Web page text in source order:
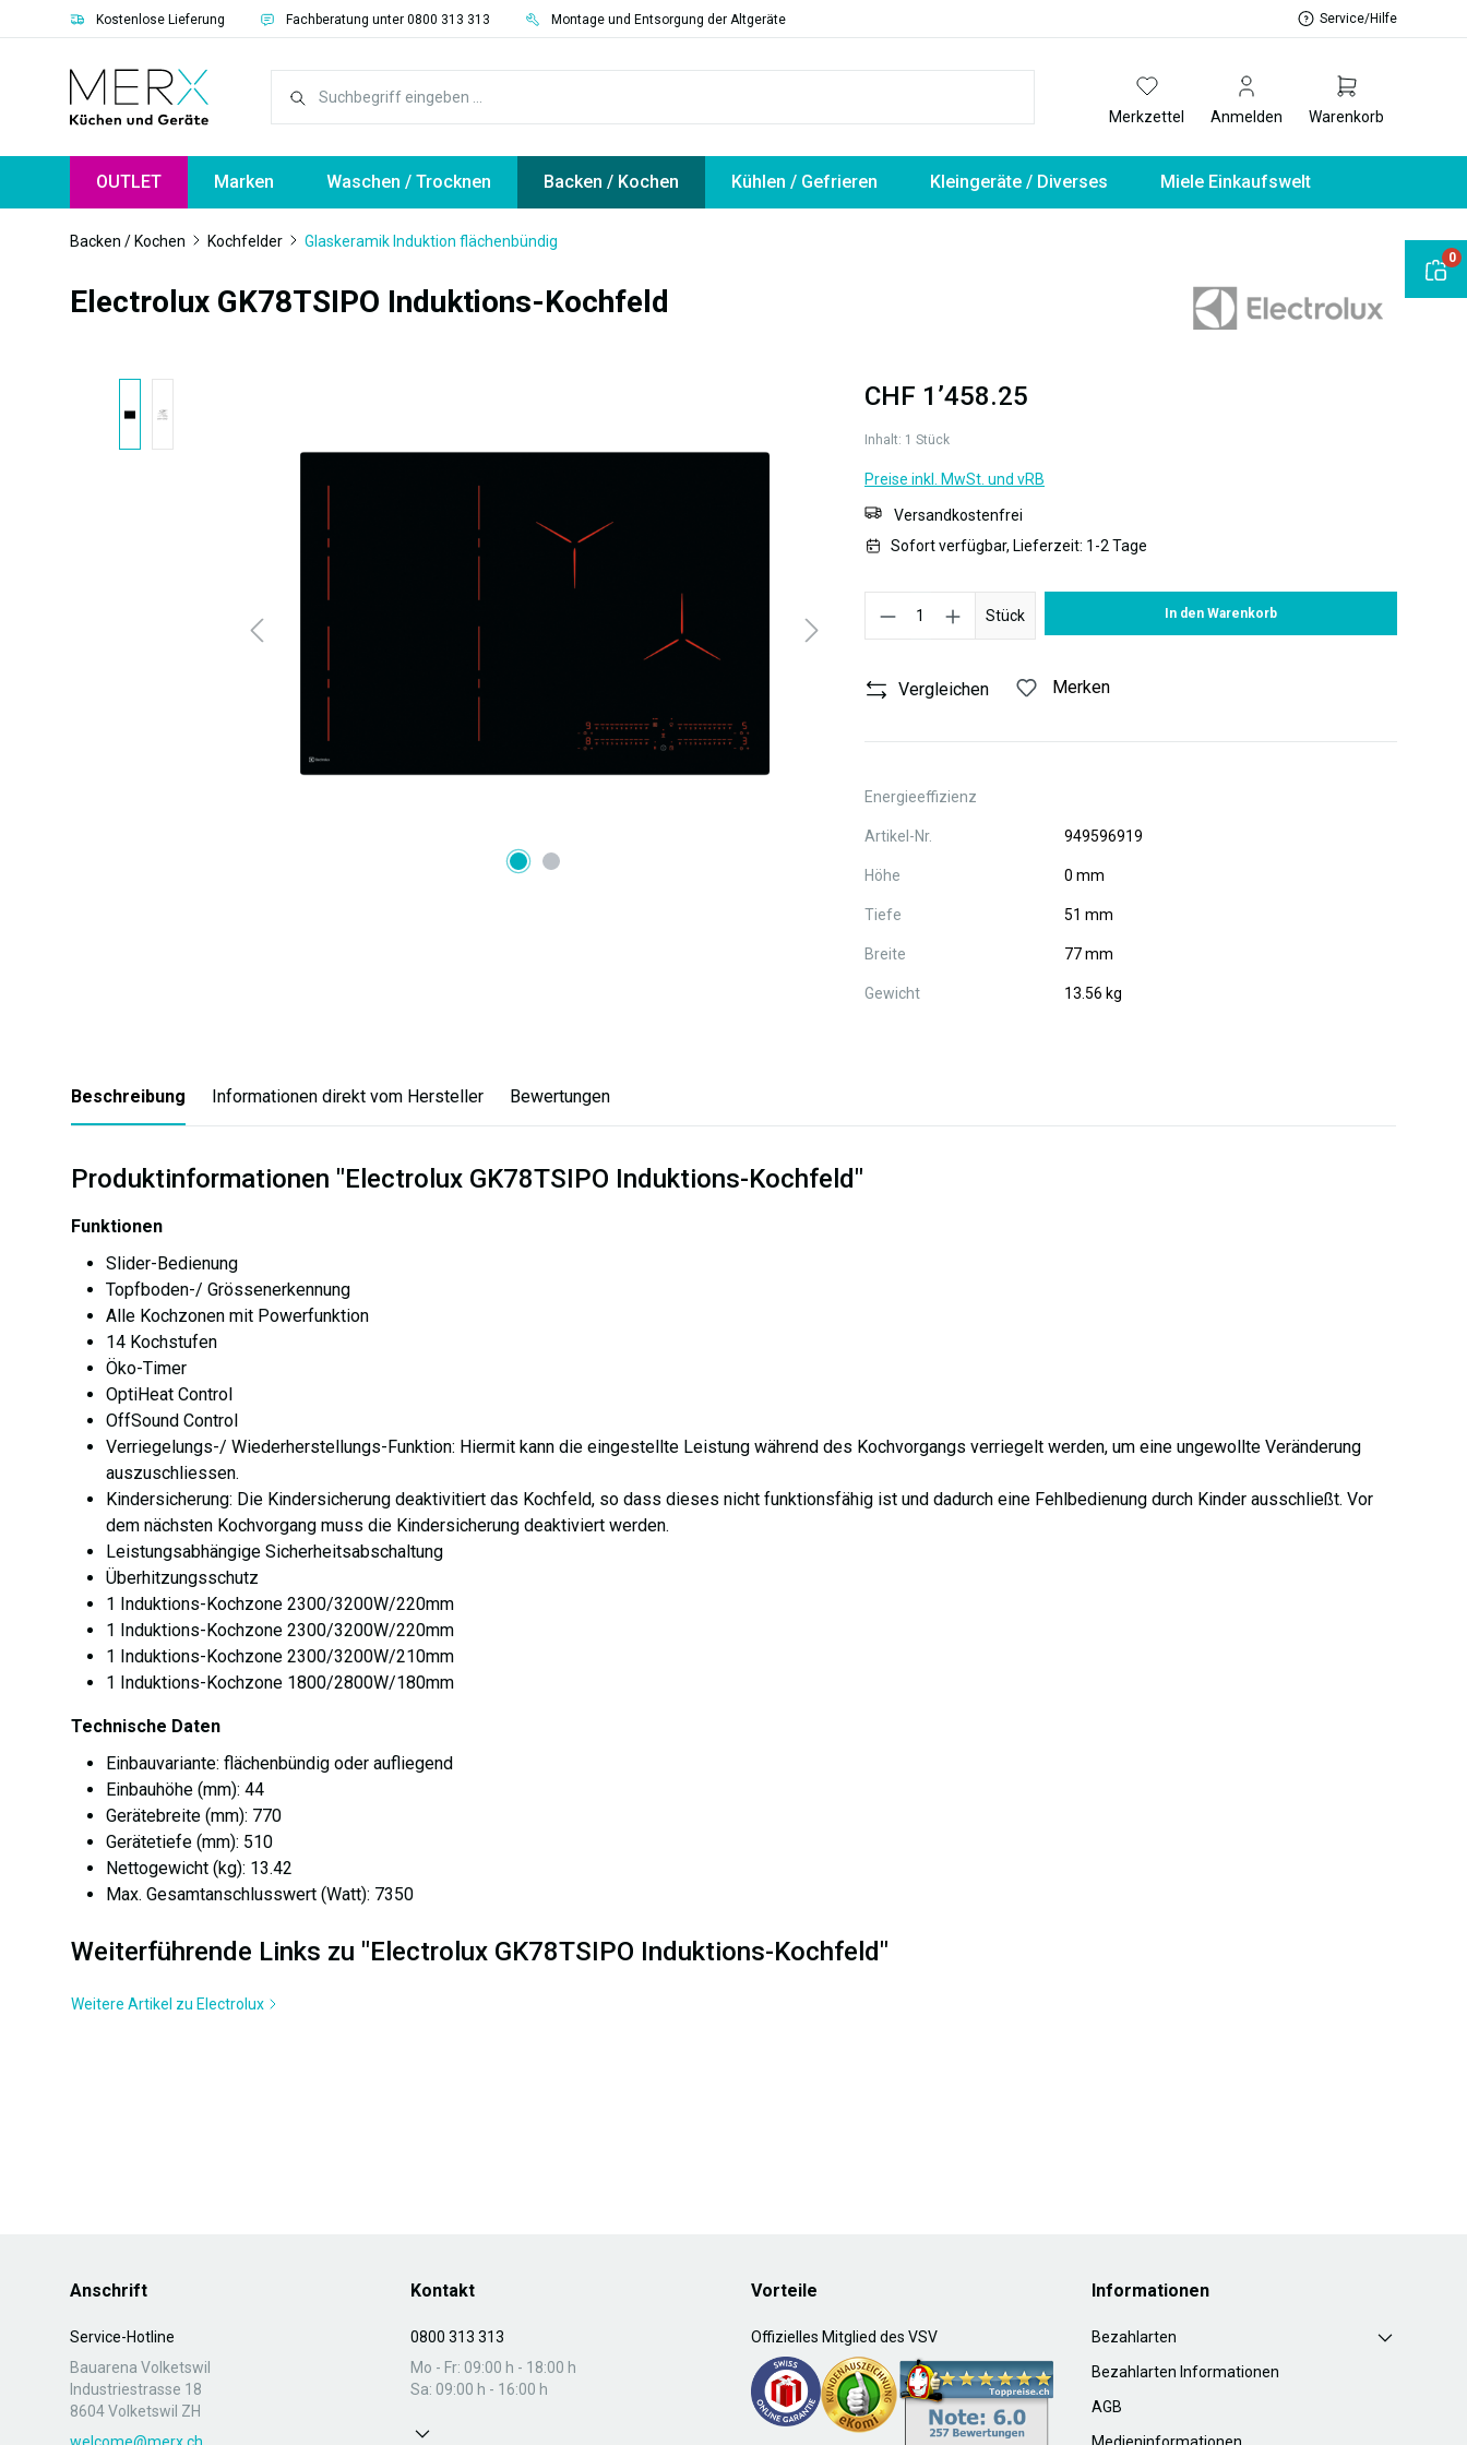
Zur Hauptnavigation springen
Kostenlose Lieferung Fachberatung unter 0800 313 313 Montage und Entsorgung der Altgeräte Service/Hilfe
Merkzettel Anmelden Warenkorb
OUTLET Marken Waschen / Trocknen Backen / Kochen Kühlen / Gefrieren Kleingeräte / Diverses Miele Einkaufswelt
Backen / Kochen Kochfelder Glaskeramik Induktion flächenbündig
Electrolux GK78TSIPO Induktions-Kochfeld
CHF 1’458.25
Inhalt: 1 Stück
Preise inkl. MwSt. und vRB
Versandkostenfrei
Sofort verfügbar, Lieferzeit: 1-2 Tage
Stück
In den Warenkorb
Vergleichen Merken
Energieeffizienz
Artikel-Nr. 949596919
Höhe 0 mm
Tiefe 51 mm
Breite 77 mm
Gewicht 13.56 kg
Beschreibung Informationen direkt vom Hersteller Bewertungen
Produktinformationen "Electrolux GK78TSIPO Induktions-Kochfeld"
Funktionen
Slider-Bedienung
Topfboden-/ Grössenerkennung
Alle Kochzonen mit Powerfunktion
14 Kochstufen
Öko-Timer
OptiHeat Control
OffSound Control
Verriegelungs-/ Wiederherstellungs-Funktion: Hiermit kann die eingestellte Leistung während des Kochvorgangs verriegelt werden, um eine ungewollte Veränderung
auszuschliessen.
Kindersicherung: Die Kindersicherung deaktivitiert das Kochfeld, so dass dieses nicht funktionsfähig ist und dadurch eine Fehlbedienung durch Kinder ausschließt. Vor
dem nächsten Kochvorgang muss die Kindersicherung deaktiviert werden.
Leistungsabhängige Sicherheitsabschaltung
Überhitzungsschutz
1 Induktions-Kochzone 2300/3200W/220mm
1 Induktions-Kochzone 2300/3200W/220mm
1 Induktions-Kochzone 2300/3200W/210mm
1 Induktions-Kochzone 1800/2800W/180mm
Technische Daten
Einbauvariante: flächenbündig oder aufliegend
Einbauhöhe (mm): 44
Gerätebreite (mm): 770
Gerätetiefe (mm): 510
Nettogewicht (kg): 13.42
Max. Gesamtanschlusswert (Watt): 7350
Weiterführende Links zu "Electrolux GK78TSIPO Induktions-Kochfeld"
Weitere Artikel zu Electrolux
Anschrift
Service-Hotline
Bauarena Volketswil
Industriestrasse 18
8604 Volketswil ZH
welcome@merx.ch
Kontakt
0800 313 313
Mo - Fr: 09:00 h - 18:00 h
Sa: 09:00 h - 16:00 h
Vorteile
Offizielles Mitglied des VSV
Informationen
Bezahlarten
Bezahlarten Informationen
AGB
Medieninformationen
0